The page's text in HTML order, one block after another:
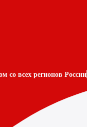
со всех регионов России